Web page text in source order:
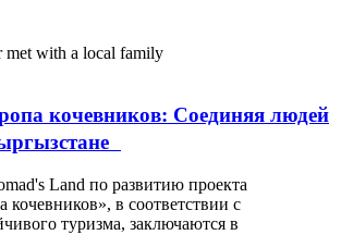
кочевников: Соединяя людей
Land по развитию проекта
кочевников», в соответствии с
туризма, заключаются в